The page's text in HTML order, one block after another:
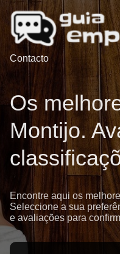
Contacto
Os
Montijo.
Encontre aqui os
Seleccione a sua
e avaliações para